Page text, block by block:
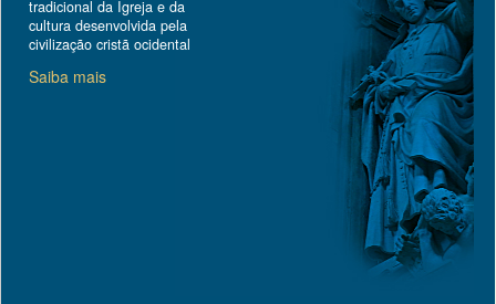
tradicional da Igreja e da
cultura desenvolvida pela
civilização cristã ocidental
Saiba mais